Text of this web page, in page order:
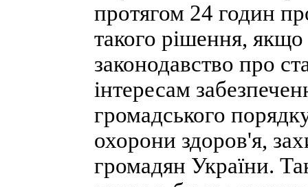
протягом 24 годин
такого рішення,
законодавство про
інтересам
громадського
охорони здоров'я,
громадян України.